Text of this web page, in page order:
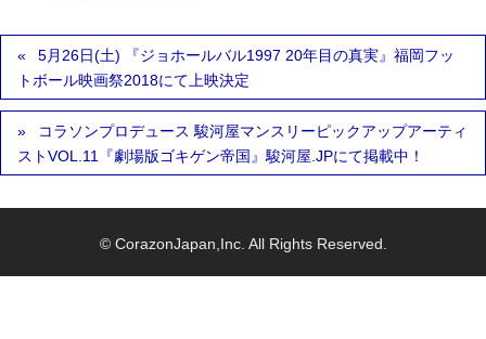
5月26日(土) 『ジョホールバル1997 20年目の真実』福岡フッ
トボール映画祭2018にて上映決定
コラソンプロデュース 駿河屋マンスリーピックアップアーティ
ストVOL.11『劇場版ゴキゲン帝国』駿河屋.JPにて掲載中！
© CorazonJapan,Inc. All Rights Reserved.